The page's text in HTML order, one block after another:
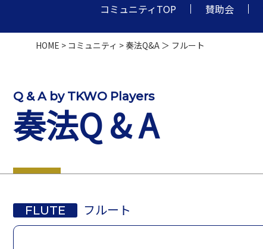
コミュニティTOP 賛助会
HOME > コミュニティ > 奏法Q&A ＞ フルート
Q & A by TKWO Players
奏法Q & A
FLUTE フルート